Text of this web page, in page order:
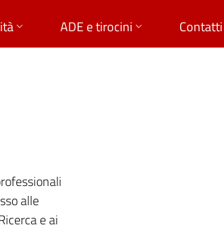
ADE e tirocini Contatti
alle
e ai